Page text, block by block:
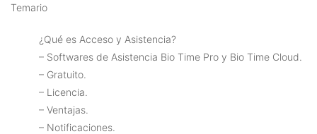
Temario
¿Qué es Acceso y Asistencia?
– Softwares de Asistencia Bio Time Pro y Bio Time Cloud.
– Gratuito.
– Licencia.
– Ventajas.
– Notificaciones.